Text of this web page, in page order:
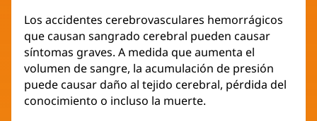
Los accidentes cerebrovasculares hemorrágicos
que causan sangrado cerebral pueden causar
síntomas graves. A medida que aumenta el
volumen de sangre, la acumulación de presión
puede causar daño al tejido cerebral, pérdida del
conocimiento o incluso la muerte.